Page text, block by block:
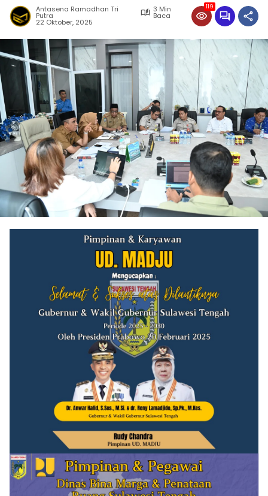
Antasena Ramadhan Tri
Putra
3 Min
Baca
22 Oktober, 2025
119